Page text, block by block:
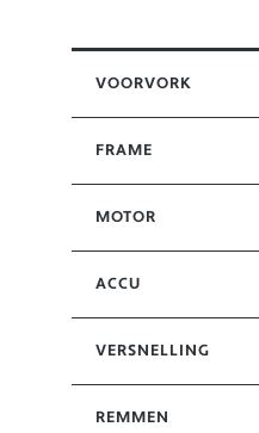
VOORVORK
FRAME
MOTOR
ACCU
VERSNELLING
REMMEN